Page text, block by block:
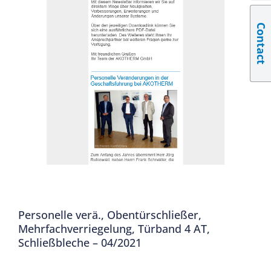
Personelle verä., Obentürschließer,
Mehrfachverriegelung, Türband 4 AT,
Schließbleche – 04/2021
Contact